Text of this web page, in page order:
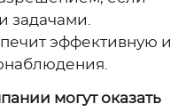
задачами.
эффективную и
могут оказать